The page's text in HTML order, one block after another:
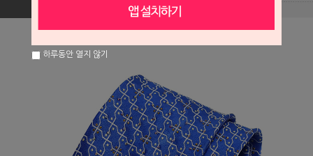
하루동안 열지 않기